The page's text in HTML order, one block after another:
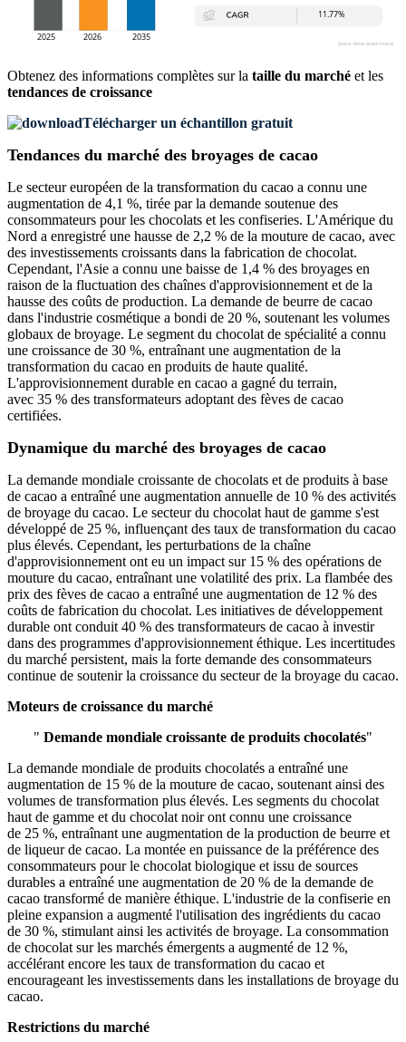
Obtenez des informations complètes sur la taille du marché et les
tendances de croissance
Télécharger un échantillon gratuit
Tendances du marché des broyages de cacao
Le secteur européen de la transformation du cacao a connu une
augmentation de 4,1 %, tirée par la demande soutenue des
consommateurs pour les chocolats et les confiseries. L'Amérique du
Nord a enregistré une hausse de 2,2 % de la mouture de cacao, avec
des investissements croissants dans la fabrication de chocolat.
Cependant, l'Asie a connu une baisse de 1,4 % des broyages en
raison de la fluctuation des chaînes d'approvisionnement et de la
hausse des coûts de production. La demande de beurre de cacao
dans l'industrie cosmétique a bondi de 20 %, soutenant les volumes
globaux de broyage. Le segment du chocolat de spécialité a connu
une croissance de 30 %, entraînant une augmentation de la
transformation du cacao en produits de haute qualité.
L'approvisionnement durable en cacao a gagné du terrain,
avec 35 % des transformateurs adoptant des fèves de cacao
certifiées.
Dynamique du marché des broyages de cacao
La demande mondiale croissante de chocolats et de produits à base
de cacao a entraîné une augmentation annuelle de 10 % des activités
de broyage du cacao. Le secteur du chocolat haut de gamme s'est
développé de 25 %, influençant des taux de transformation du cacao
plus élevés. Cependant, les perturbations de la chaîne
d'approvisionnement ont eu un impact sur 15 % des opérations de
mouture du cacao, entraînant une volatilité des prix. La flambée des
prix des fèves de cacao a entraîné une augmentation de 12 % des
coûts de fabrication du chocolat. Les initiatives de développement
durable ont conduit 40 % des transformateurs de cacao à investir
dans des programmes d'approvisionnement éthique. Les incertitudes
du marché persistent, mais la forte demande des consommateurs
continue de soutenir la croissance du secteur de la broyage du cacao.
Moteurs de croissance du marché
" Demande mondiale croissante de produits chocolatés"
La demande mondiale de produits chocolatés a entraîné une
augmentation de 15 % de la mouture de cacao, soutenant ainsi des
volumes de transformation plus élevés. Les segments du chocolat
haut de gamme et du chocolat noir ont connu une croissance
de 25 %, entraînant une augmentation de la production de beurre et
de liqueur de cacao. La montée en puissance de la préférence des
consommateurs pour le chocolat biologique et issu de sources
durables a entraîné une augmentation de 20 % de la demande de
cacao transformé de manière éthique. L'industrie de la confiserie en
pleine expansion a augmenté l'utilisation des ingrédients du cacao
de 30 %, stimulant ainsi les activités de broyage. La consommation
de chocolat sur les marchés émergents a augmenté de 12 %,
accélérant encore les taux de transformation du cacao et
encourageant les investissements dans les installations de broyage du
cacao.
Restrictions du marché